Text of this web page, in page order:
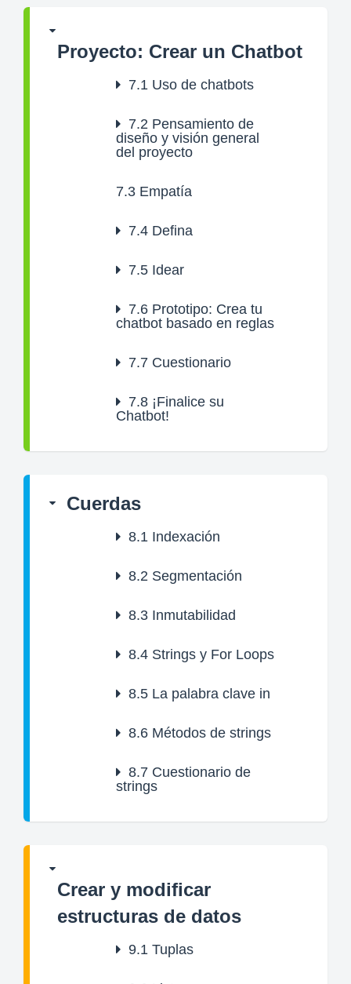
Proyecto: Crear un Chatbot
7.1 Uso de chatbots
7.2 Pensamiento de
diseño y visión general
del proyecto
7.3 Empatía
7.4 Defina
7.5 Idear
7.6 Prototipo: Crea tu
chatbot basado en reglas
7.7 Cuestionario
7.8 ¡Finalice su
Chatbot!
Cuerdas
8.1 Indexación
8.2 Segmentación
8.3 Inmutabilidad
8.4 Strings y For Loops
8.5 La palabra clave in
8.6 Métodos de strings
8.7 Cuestionario de
strings
Crear y modificar
estructuras de datos
9.1 Tuplas